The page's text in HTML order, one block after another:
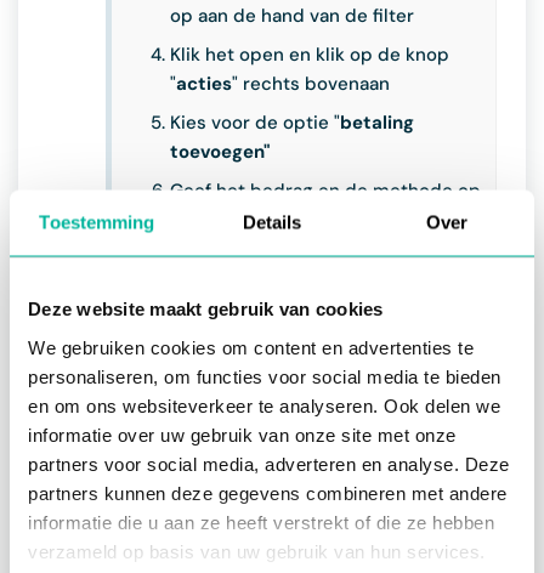
Toestemming Details Over
Deze website maakt gebruik van cookies
We gebruiken cookies om content en advertenties te
personaliseren, om functies voor social media te bieden
en om ons websiteverkeer te analyseren. Ook delen we
informatie over uw gebruik van onze site met onze
partners voor social media, adverteren en analyse. Deze
partners kunnen deze gegevens combineren met andere
informatie die u aan ze heeft verstrekt of die ze hebben
verzameld op basis van uw gebruik van hun services.
op aan de hand van de filter
Klik het open en klik op de knop
"acties" rechts bovenaan
Kies voor de optie "betaling
toevoegen"
Geef het bedrag en de methode op
Voeg indien gewenst een
betalingsreferentie toe
Klik op "
opslaan
Selecteer de opties voor de
ontvanger(s) van de
betalingsbevestiging
De de ontvangstbevestiging indien
gewenst aan
Klik op "verzenden".